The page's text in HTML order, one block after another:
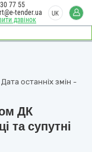
дзвінок
77 55
tender.ua
UK
останніх змін -
ДК
та супутні